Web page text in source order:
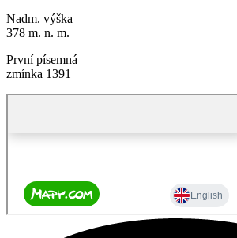
Nadm. výška
378 m. n. m.
První písemná
zmínka 1391